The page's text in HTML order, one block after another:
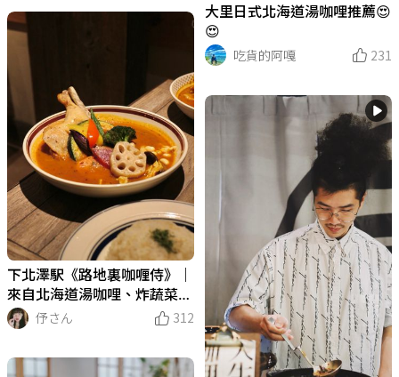
大里日式北海道湯咖哩推薦😍
😍
吃貨的阿嘎
231
下北澤駅《路地裏咖喱侍》｜
來自北海道湯咖哩、炸蔬菜好
好吃且蔬食友善
伃さん 312